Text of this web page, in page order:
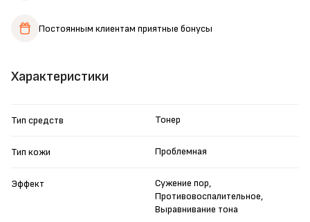
Характеристики
Тип средств Тонер
Тип кожи Проблемная
Эффект
Сужение пор,
Противовоспалительное,
Выравнивание тона
Постоянным клиентам приятные бонусы